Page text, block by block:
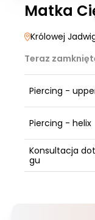
Matka
Królowej
Teraz
Piercing -
Piercing - helix
Konsultacja
gu